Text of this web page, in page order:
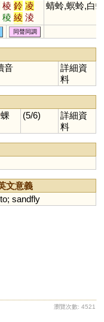
棱 鈴 凌
稜 綾 淩
羚 笭 柃
醽 呤 瓴
蘦 霝 夌
軨 詅 坽
蕶
蜻蛉,螟蛉,白蛉
同聲同調
音
詳細資
料
蜾
(5/6)
詳細資
料
文意義
; sandfly
瀏覽次數: 4521